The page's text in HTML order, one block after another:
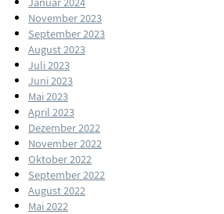
November 2023
September 2023
August 2023
Juli 2023
Juni 2023
Mai 2023
April 2023
Dezember 2022
November 2022
Oktober 2022
September 2022
August 2022
Mai 2022